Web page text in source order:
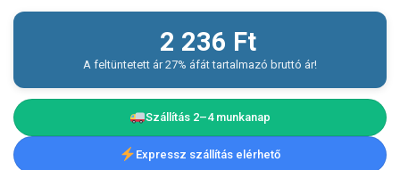
2 236 Ft
A feltüntetett ár 27% áfát tartalmazó bruttó ár!
Szállítás 2–4 munkanap
Expressz szállítás elérhető